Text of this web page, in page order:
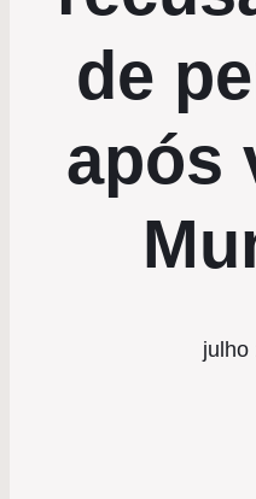
de
após
julho